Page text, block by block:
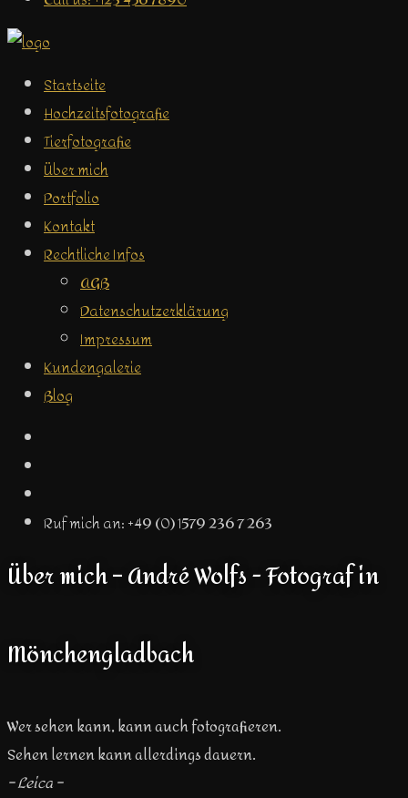
Startseite
Hochzeitsfotografie
Tierfotografie
Über mich
Portfolio
Kontakt
Rechtliche Infos
AGB
Datenschutzerklärung
Impressum
Kundengalerie
Blog
Ruf mich an: +49 (0) 1579 236 7 263
Über mich – André Wolfs - Fotograf in
Mönchengladbach
Wer sehen kann, kann auch fotografieren.
Sehen lernen kann allerdings dauern.
– Leica –